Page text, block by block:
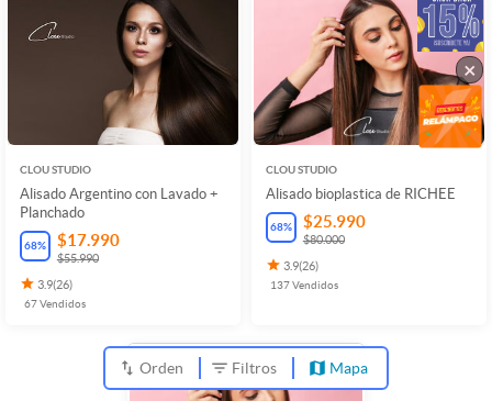
CLOU STUDIO
Alisado Argentino con Lavado +
Planchado
68% $17.990
$55.990
3.9(26)
67Vendidos
CLOU STUDIO
Alisado bioplastica de RICHEE
68% $25.990
$80.000
3.9(26)
137Vendidos
Orden Filtros Mapa
×